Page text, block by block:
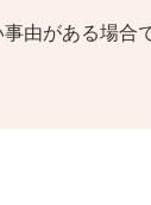
由がある場合